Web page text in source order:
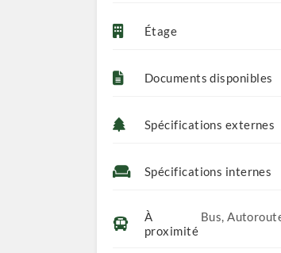
Étage
Documents disponibles
Spécifications externes
Spécifications internes
À
proximité
Bus,